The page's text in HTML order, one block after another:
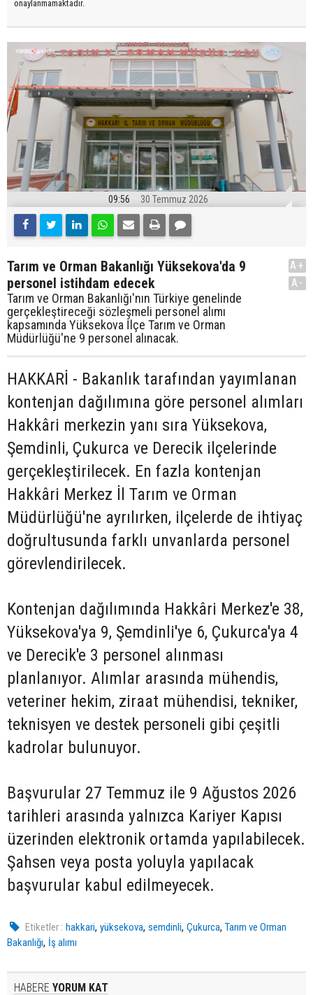
onaylanmamaktadır.
09:56 30 Temmuz 2026
Tarım ve Orman Bakanlığı Yüksekova'da 9
personel istihdam edecek
Tarım ve Orman Bakanlığı'nın Türkiye genelinde
gerçekleştireceği sözleşmeli personel alımı
kapsamında Yüksekova İlçe Tarım ve Orman
Müdürlüğü'ne 9 personel alınacak.
A+
A-
HAKKARİ - Bakanlık tarafından yayımlanan
kontenjan dağılımına göre personel alımları
Hakkâri merkezin yanı sıra Yüksekova,
Şemdinli, Çukurca ve Derecik ilçelerinde
gerçekleştirilecek. En fazla kontenjan
Hakkâri Merkez İl Tarım ve Orman
Müdürlüğü'ne ayrılırken, ilçelerde de ihtiyaç
doğrultusunda farklı unvanlarda personel
görevlendirilecek.
Kontenjan dağılımında Hakkâri Merkez'e 38,
Yüksekova'ya 9, Şemdinli'ye 6, Çukurca'ya 4
ve Derecik'e 3 personel alınması
planlanıyor. Alımlar arasında mühendis,
veteriner hekim, ziraat mühendisi, tekniker,
teknisyen ve destek personeli gibi çeşitli
kadrolar bulunuyor.
Başvurular 27 Temmuz ile 9 Ağustos 2026
tarihleri arasında yalnızca Kariyer Kapısı
üzerinden elektronik ortamda yapılabilecek.
Şahsen veya posta yoluyla yapılacak
başvurular kabul edilmeyecek.
Etiketler : hakkari,yüksekova,semdinli,Çukurca,Tarım ve Orman
Bakanlığı, İş alımı
HABERE YORUM KAT